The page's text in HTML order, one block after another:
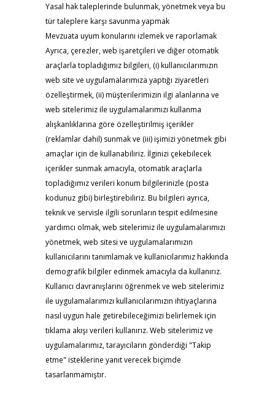
Yasal hak taleplerinde bulunmak, yönetmek veya bu
tür taleplere karşı savunma yapmak
Mevzuata uyum konularını izlemek ve raporlamak
Ayrıca, çerezler, web işaretçileri ve diğer otomatik
araçlarla topladığımız bilgileri, (i) kullanıcılarımızın
web site ve uygulamalarımıza yaptığı ziyaretleri
özelleştirmek, (ii) müşterilerimizin ilgi alanlarına ve
web sitelerimiz ile uygulamalarımızı kullanma
alışkanlıklarına göre özelleştirilmiş içerikler
(reklamlar dahil) sunmak ve (iii) işimizi yönetmek gibi
amaçlar için de kullanabiliriz. İlginizi çekebilecek
içerikler sunmak amacıyla, otomatik araçlarla
topladığımız verileri konum bilgilerinizle (posta
kodunuz gibi) birleştirebiliriz. Bu bilgileri ayrıca,
teknik ve servisle ilgili sorunların tespit edilmesine
yardımcı olmak, web sitelerimiz ile uygulamalarımızı
yönetmek, web sitesi ve uygulamalarımızın
kullanıcılarını tanımlamak ve kullanıcılarımız hakkında
demografik bilgiler edinmek amacıyla da kullanırız.
Kullanıcı davranışlarını öğrenmek ve web sitelerimiz
ile uygulamalarımızı kullanıcılarımızın ihtiyaçlarına
nasıl uygun hale getirebileceğimizi belirlemek için
tıklama akışı verileri kullanırız. Web sitelerimiz ve
uygulamalarımız, tarayıcıların gönderdiği "Takip
etme" isteklerine yanıt verecek biçimde
tasarlanmamıştır.